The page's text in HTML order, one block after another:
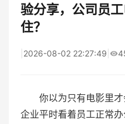
验分享，公司员
住？
2026-08-02 22:27:49
你以为只有电影里
企业平时看着员工正常办